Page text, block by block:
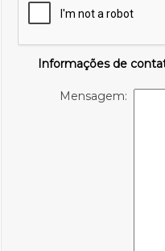
Informações de
Mensagem: